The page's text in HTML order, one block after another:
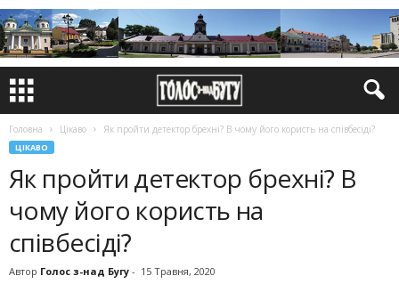
Головна Цікаво Як пройти детектор брехні? В чому його користь на співбесіді?
ЦІКАВО
Як пройти детектор брехні? В
чому його користь на
співбесіді?
Автор Голос з-над Бугу - 15 Травня, 2020